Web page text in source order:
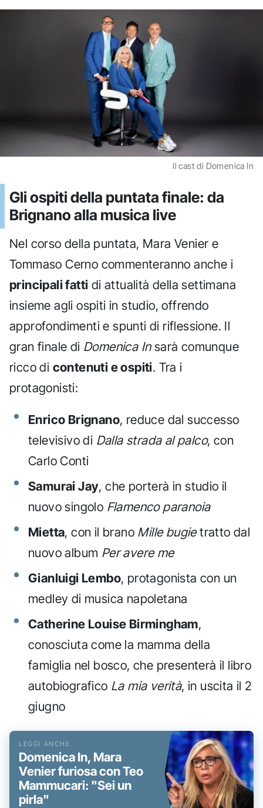
Il cast di Domenica In
Gli ospiti della puntata finale: da
Brignano alla musica live
Nel corso della puntata, Mara Venier e
Tommaso Cerno commenteranno anche i
principali fatti di attualità della settimana
insieme agli ospiti in studio, offrendo
approfondimenti e spunti di riflessione. Il
gran finale di Domenica Insarà comunque
ricco di contenuti e ospiti. Tra i
protagonisti:
Enrico Brignano, reduce dal successo
televisivo di Dalla strada al palco, con
Carlo Conti
Samurai Jay, che porterà in studio il
nuovo singolo Flamenco paranoia
Mietta, con il brano Mille bugietratto dal
nuovo album Per avere me
Gianluigi Lembo, protagonista con un
medley di musica napoletana
Catherine Louise Birmingham,
conosciuta come la mamma della
famiglia nel bosco, che presenterà il libro
autobiografico La mia verità, in uscita il 2
giugno
Domenica In, Mara
Venier furiosa con Teo
Mammucari: "Sei un
pirla"